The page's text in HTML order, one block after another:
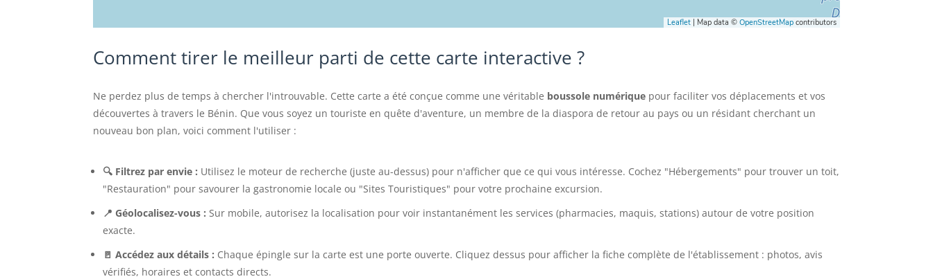
Leaflet| Map data © OpenStreetMapcontributors
Comment tirer le meilleur parti de cette carte interactive ?
Ne perdez plus de temps à chercher l'introuvable. Cette carte a été conçue comme une véritable boussole numérique pour faciliter vos déplacements et vos
découvertes à travers le Bénin. Que vous soyez un touriste en quête d'aventure, un membre de la diaspora de retour au pays ou un résidant cherchant un
nouveau bon plan, voici comment l'utiliser :
🔍 Filtrez par envie : Utilisez le moteur de recherche (juste au-dessus) pour n'afficher que ce qui vous intéresse. Cochez "Hébergements" pour trouver un toit,
"Restauration" pour savourer la gastronomie locale ou "Sites Touristiques" pour votre prochaine excursion.
📍 Géolocalisez-vous : Sur mobile, autorisez la localisation pour voir instantanément les services (pharmacies, maquis, stations) autour de votre position
exacte.
🚪 Accédez aux détails : Chaque épingle sur la carte est une porte ouverte. Cliquez dessus pour afficher la fiche complète de l'établissement : photos, avis
vérifiés, horaires et contacts directs.